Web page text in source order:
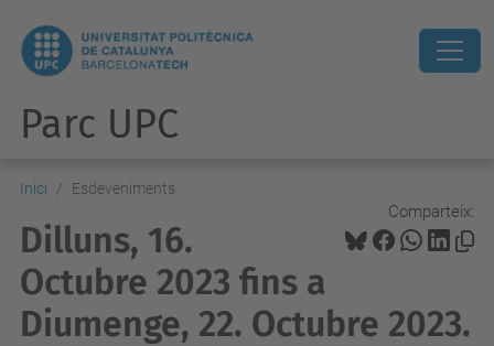
Parc UPC
Inici Esdeveniments
Comparteix:
Dilluns, 16.
Octubre 2023 fins a
Diumenge, 22. Octubre 2023.